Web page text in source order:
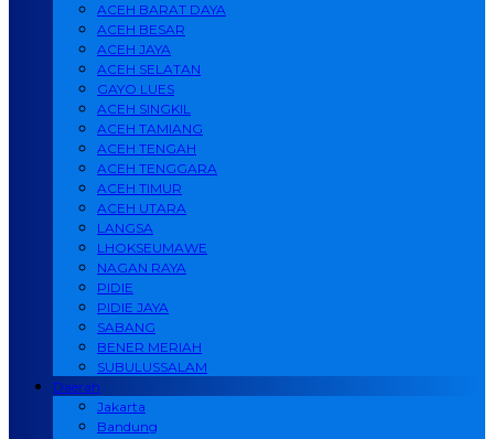
ACEH BARAT DAYA
ACEH BESAR
ACEH JAYA
ACEH SELATAN
GAYO LUES
ACEH SINGKIL
ACEH TAMIANG
ACEH TENGAH
ACEH TENGGARA
ACEH TIMUR
ACEH UTARA
LANGSA
LHOKSEUMAWE
NAGAN RAYA
PIDIE
PIDIE JAYA
SABANG
BENER MERIAH
SUBULUSSALAM
Daerah
Jakarta
Bandung